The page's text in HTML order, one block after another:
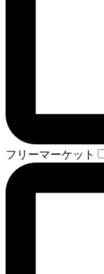
フリーマーケット